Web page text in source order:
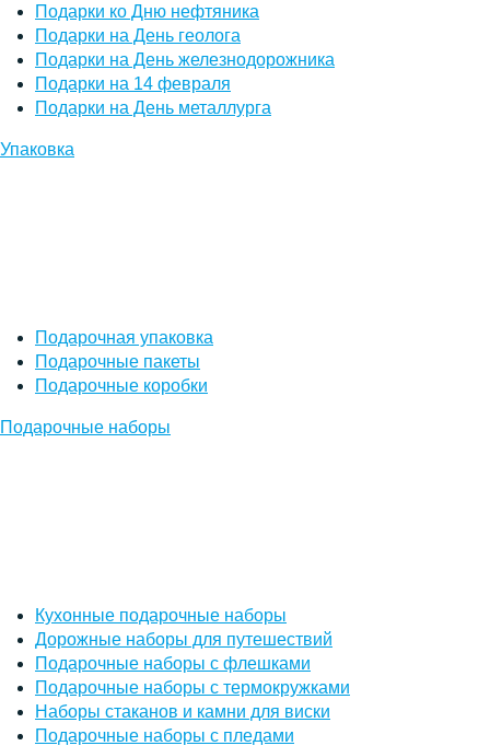
Подарки ко Дню нефтяника
Подарки на День геолога
Подарки на День железнодорожника
Подарки на 14 февраля
Подарки на День металлурга
Упаковка
Подарочная упаковка
Подарочные пакеты
Подарочные коробки
Подарочные наборы
Кухонные подарочные наборы
Дорожные наборы для путешествий
Подарочные наборы с флешками
Подарочные наборы с термокружками
Наборы стаканов и камни для виски
Подарочные наборы с пледами